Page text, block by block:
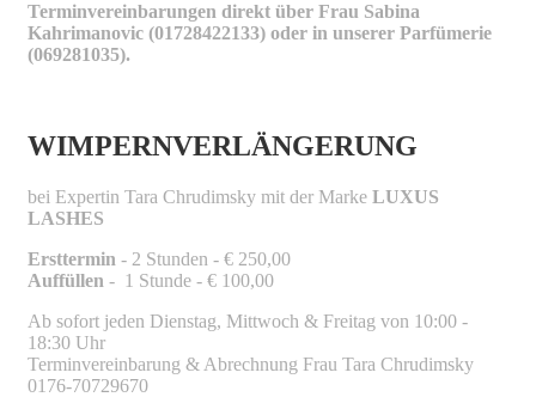
Terminvereinbarungen direkt über Frau Sabina
Kahrimanovic (01728422133) oder in unserer Parfümerie
(069281035).
WIMPERNVERLÄNGERUNG
bei Expertin Tara Chrudimsky mit der Marke LUXUS
LASHES
Ersttermin - 2 Stunden - € 250,00
Auffüllen - 1 Stunde - € 100,00
Ab sofort jeden Dienstag, Mittwoch & Freitag von 10:00 -
18:30 Uhr
Terminvereinbarung & Abrechnung Frau Tara Chrudimsky
0176-70729670